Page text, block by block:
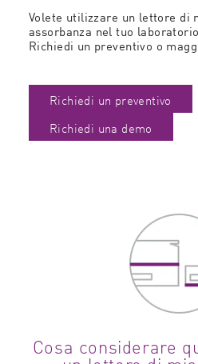
Volete utilizzare un lettore di
assorbanza nel tuo
Richiedi un preventivo o
Richiedi un preventivo
Richiedi una demo
Cosa considerare